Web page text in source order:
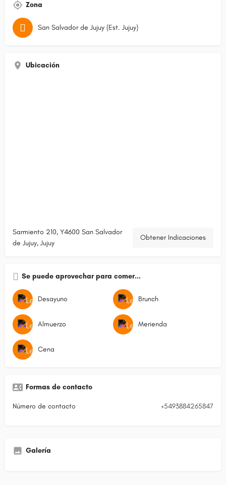
Zona
San Salvador de Jujuy (Est. Jujuy)
Ubicación
Sarmiento 210, Y4600 San Salvador
de Jujuy, Jujuy
Obtener Indicaciones
Se puede aprovechar para comer...
Desayuno Brunch
Almuerzo Merienda
Cena
Formas de contacto
Número de contacto +5493884265847
Galería